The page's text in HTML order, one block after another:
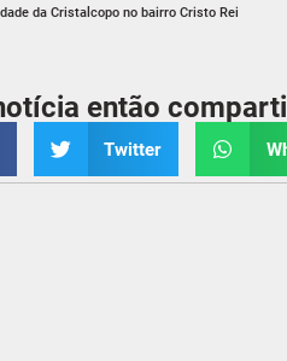
da Cristalcopo no bairro Cristo Rei
então
Twitter